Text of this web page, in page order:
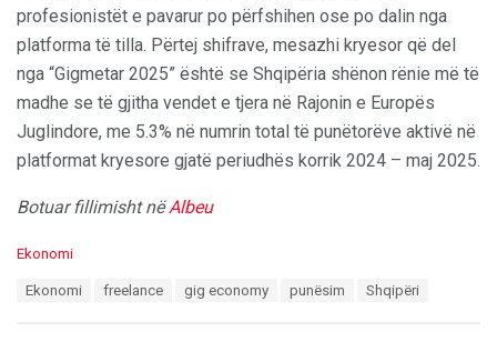
profesionistët e pavarur po përfshihen ose po dalin nga
platforma të tilla. Përtej shifrave, mesazhi kryesor që del
nga “Gigmetar 2025” është se Shqipëria shënon rënie më të
madhe se të gjitha vendet e tjera në Rajonin e Europës
Juglindore, me 5.3% në numrin total të punëtorëve aktivë në
platformat kryesore gjatë periudhës korrik 2024 – maj 2025.
Botuar fillimisht nëAlbeu
C
Ekonomi
Ekonomi freelance gig economy punësim Shqipëri